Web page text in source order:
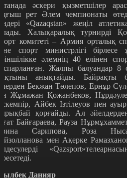
әскери қызметшілер
рет Әлем чемпионаты
«Qazaqstan» жеңіл
Халықаралық турнирді
комитеті – Армия орталық
спорт министрлігі
әлемнің 40 елінен
Жалпы балуандар 8
анықтайды. Байрақты
Бекжан Төлепов, Ернұр
Жұмажан Қожанбеков,
Айбек Ізтілеуов пен
қорғайды. Ал
Байғараева, Рауза
Сарипова, Роза
мен Ақерке
Данияр